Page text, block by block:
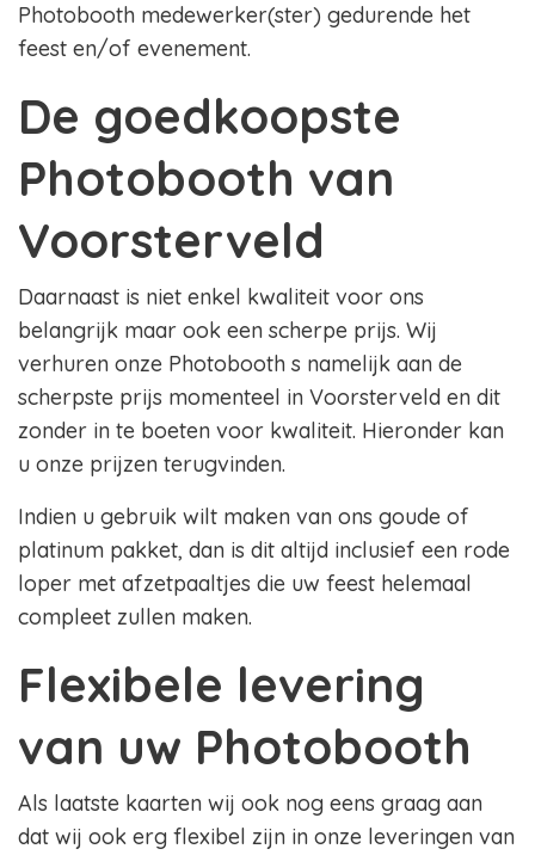
Photobooth medewerker(ster) gedurende het
feest en/of evenement.
De goedkoopste
Photobooth van
Voorsterveld
Daarnaast is niet enkel kwaliteit voor ons
belangrijk maar ook een scherpe prijs. Wij
verhuren onze Photobooth s namelijk aan de
scherpste prijs momenteel in Voorsterveld en dit
zonder in te boeten voor kwaliteit. Hieronder kan
u onze prijzen terugvinden.
Indien u gebruik wilt maken van ons goude of
platinum pakket, dan is dit altijd inclusief een rode
loper met afzetpaaltjes die uw feest helemaal
compleet zullen maken.
Flexibele levering
van uw Photobooth
Als laatste kaarten wij ook nog eens graag aan
dat wij ook erg flexibel zijn in onze leveringen van